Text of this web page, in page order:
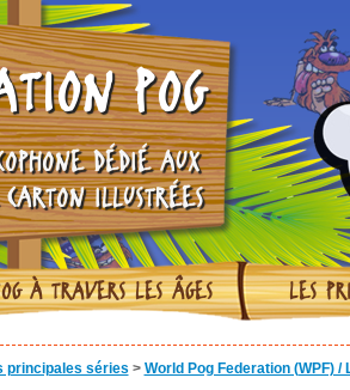
POG
DÉDIÉ AUX
ILLUSTRÉES
À TRAVERS LES ÂGES LES
principales séries > World Pog Federation (WPF)